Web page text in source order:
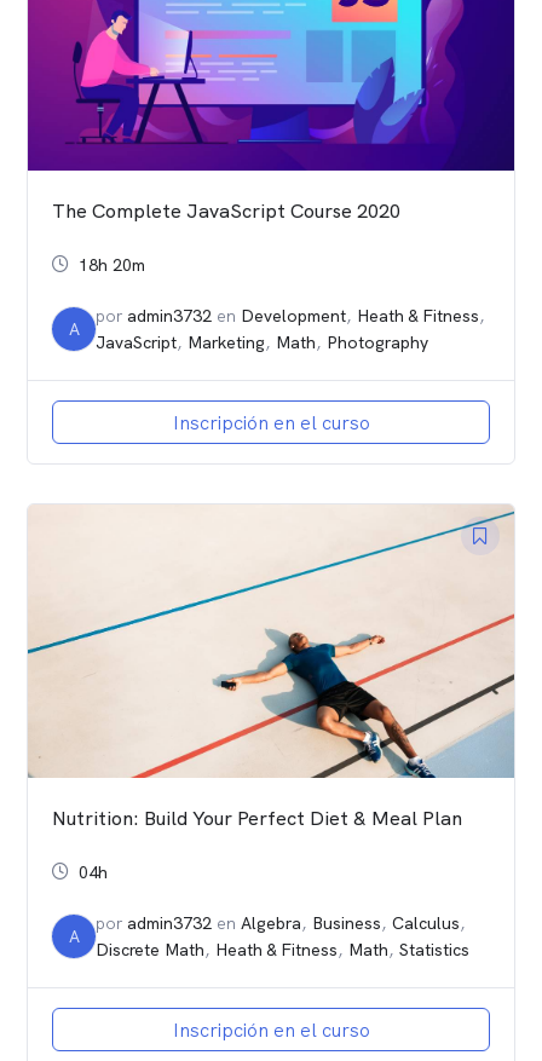
The Complete JavaScript Course 2020
18h 20m
A
por admin3732 en Development, Heath & Fitness,
JavaScript, Marketing, Math, Photography
Inscripción en el curso
Nutrition: Build Your Perfect Diet & Meal Plan
04h
A
por admin3732 enAlgebra, Business,Calculus,
Discrete Math, Heath & Fitness, Math,Statistics
Inscripción en el curso